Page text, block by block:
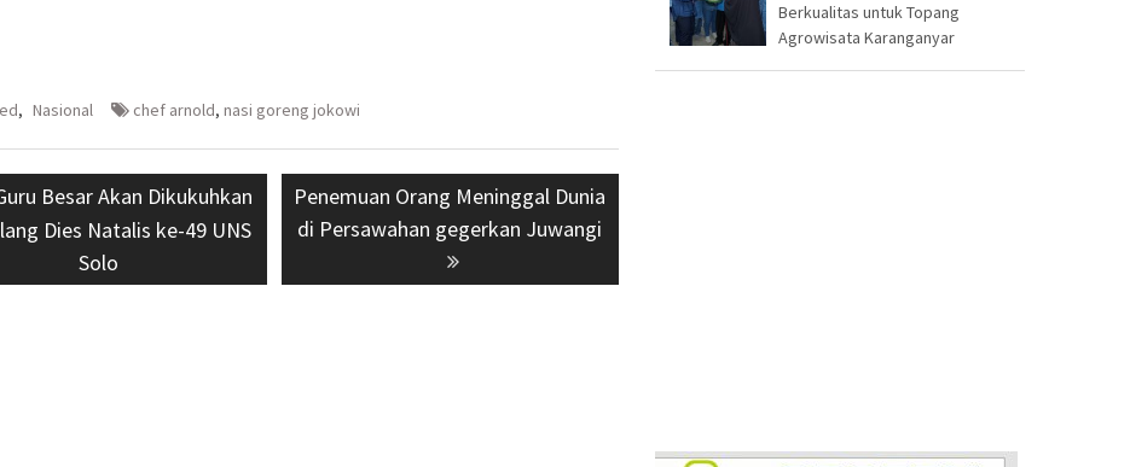
, Nasional chef arnold, nasi goreng jokowi
Besar Akan Dikukuhkan
Dies Natalis ke-49 UNS
Solo
Next
post:
Penemuan Orang Meninggal Dunia
di Persawahan gegerkan Juwangi
Berkualitas untuk Topang
Agrowisata Karanganyar